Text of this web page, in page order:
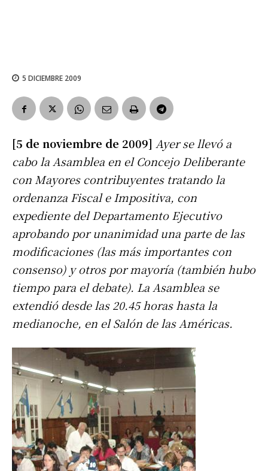
5 DICIEMBRE 2009
[5 de noviembre de 2009] Ayer se llevó a
cabo la Asamblea en el Concejo Deliberante
con Mayores contribuyentes tratando la
ordenanza Fiscal e Impositiva, con
expediente del Departamento Ejecutivo
aprobando por unanimidad una parte de las
modificaciones (las más importantes con
consenso) y otros por mayoría (también hubo
tiempo para el debate). La Asamblea se
extendió desde las 20.45 horas hasta la
medianoche, en el Salón de las Américas.